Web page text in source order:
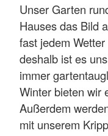
Unser Garten
Hauses das Bild
fast jedem
deshalb ist es
immer
Winter bieten wir
Außerdem
mit unserem